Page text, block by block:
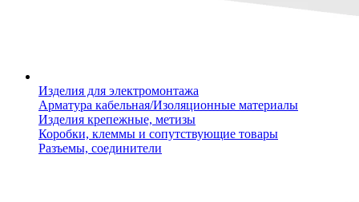
Изделия для электромонтажа
Арматура кабельная/Изоляционные материалы
Изделия крепежные, метизы
Коробки, клеммы и сопутствующие товары
Разъемы, соединители